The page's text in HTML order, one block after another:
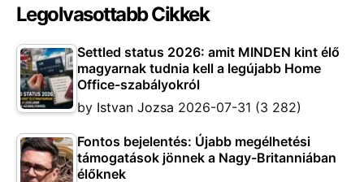
Legolvasottabb Cikkek
Settled status 2026: amit MINDEN kint élő
magyarnak tudnia kell a legújabb Home
Office-szabályokról
by Istvan Jozsa 2026-07-31 (3 282)
Fontos bejelentés: Újabb megélhetési
támogatások jönnek a Nagy-Britanniában
élőknek